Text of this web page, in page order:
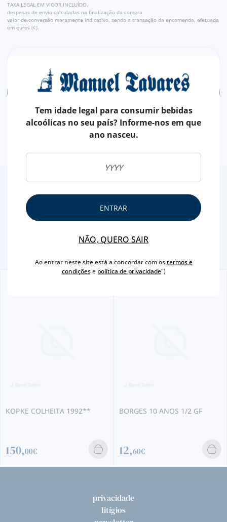
TAXA LEGAL EM VIGOR INCLUÍDO.
despesas de envio calculadas na finalização da compra
valor de conversão meramente indicativo, sendo a transação da encomenda, efetuada
em euros (€).
ADICIONAR
Outras Sugestões
KOPKE COLHEITA 1992**
150,00€
BORGES 10 ANOS 1/2 GF
12,60€
privacidade
litígios
Tem idade legal para consumir bebidas
alcoólicas no seu país? Informe-nos em que
ano nasceu.
ENTRAR
NÃO, QUERO SAIR
Ao entrar neste site está a concordar com ostermos e
condiçõese política de privacidade")